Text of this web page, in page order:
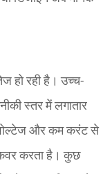
हो रही है। उच्च-
स्तर में लगातार
और कम करंट से
करता है। कुछ